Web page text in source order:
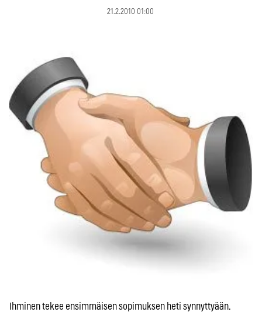
21.2.2010 01:00
Ihminen tekee ensimmäisen sopimuksen heti synnyttyään.